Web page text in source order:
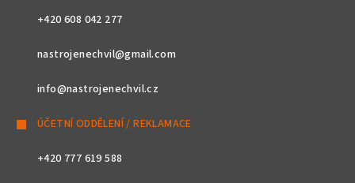
+420 608 042 277
nastrojenechvil@gmail.com
info@nastrojenechvil.cz
ÚČETNÍ ODDĚLENÍ / REKLAMACE
+420 777 619 588